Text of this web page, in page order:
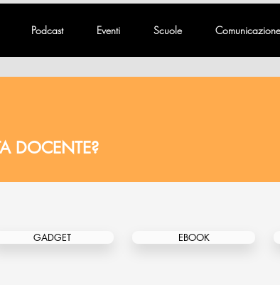
Podcast Eventi Scuole Comunicazione
DOCENTE?
GADGET EBOOK